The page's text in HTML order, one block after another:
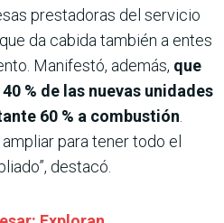
prestadoras del servicio
da cabida también a entes
Manifestó, además, que
% de las nuevas unidades
60 % a combustión
para tener todo el
destacó.